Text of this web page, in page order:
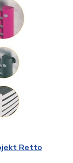
Retto